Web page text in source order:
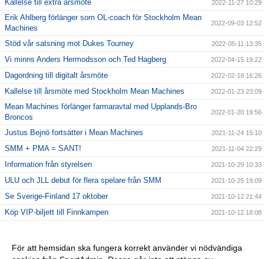
Kallelse till extra årsmöte 2022-11-27 10:29
Erik Ahlberg förlänger som OL-coach för Stockholm Mean
Machines
2022-09-03 12:52
Stöd vår satsning mot Dukes Tourney 2022-05-11 13:35
Vi minns Anders Hermodsson och Ted Hagberg 2022-04-15 19:22
Dagordning till digitalt årsmöte 2022-02-18 16:26
Kallelse till årsmöte med Stockholm Mean Machines 2022-01-23 23:09
Mean Machines förlänger farmaravtal med Upplands-Bro
Broncos
2022-01-20 19:56
Justus Bejnö fortsätter i Mean Machines 2021-11-24 15:10
SMM + PMA = SANT! 2021-11-04 22:29
Information från styrelsen 2021-10-29 10:33
ULU och JLL debut för flera spelare från SMM 2021-10-25 19:09
Se Sverige-Finland 17 oktober 2021-10-12 21:44
Köp VIP-biljett till Finnkampen 2021-10-12 18:08
Slutspelsdags i flaggfotbollen 2021-09-23 10:44
För att hemsidan ska fungera korrekt använder vi nödvändiga